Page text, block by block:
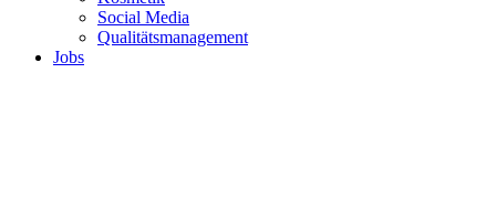
Social Media
Qualitätsmanagement
Jobs